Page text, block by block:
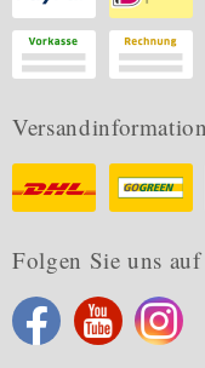
Versandinformation
Folgen Sie uns auf